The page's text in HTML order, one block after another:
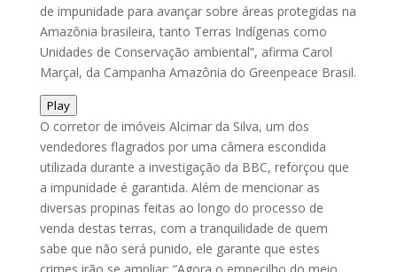
de impunidade para avançar sobre áreas protegidas na
Amazônia brasileira, tanto Terras Indígenas como
Unidades de Conservação ambiental”, afirma Carol
Marçal, da Campanha Amazônia do Greenpeace Brasil.
Play
O corretor de imóveis Alcimar da Silva, um dos
vendedores flagrados por uma câmera escondida
utilizada durante a investigação da BBC, reforçou que
a impunidade é garantida. Além de mencionar as
diversas propinas feitas ao longo do processo de
venda destas terras, com a tranquilidade de quem
sabe que não será punido, ele garante que estes